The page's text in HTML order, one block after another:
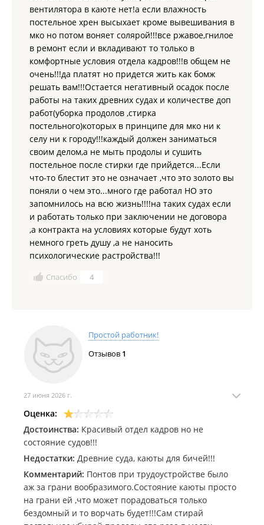
вентилятора в каюте нет!а если влажность
постельное хрен высыхает кроме вывешивания в
мко но потом воняет солярой!!!все ржавое,гнилое
в ремонт если и вкладивают то только в
комфортные условия отдела кадров!!!в общем не
очень!!!да платят но придется жить как бомж
решать вам!!!Остается негативный осадок после
работы на таких древних судах и количестве доп
работ(уборка продолов ,стирка
постельного)которых в принципе для мко ни к
селу ни к городу!!!каждый должен заниматься
своим делом,а не мыть продолы и сушить
постельное после стирки где прийдется...Если
что-то блестит это не означает ,что это золото вы
поняли о чем это...много где работал НО это
запомнилось на всю жизнь!!!!на таких судах если
и работать только при заключении не договора
,а контракта на условиях которые будут хоть
немного греть душу ,а не наносить
психологические растройства!!!
Спасибо 4
Простой работник!
Отзывов 1
27 июня 2026 г.
Оценка:
Достоинства: Красивый отдел кадров но не
состояние судов!!!
Недостатки: Древние суда, каюты для бичей!!!
Комментарий: Понтов при трудоустройстве было
аж за грани вообразимого.Состояние каюты просто
на грани ей ,что может порадоваться только
бездомный и то ворчать будет!!!Сам стирай